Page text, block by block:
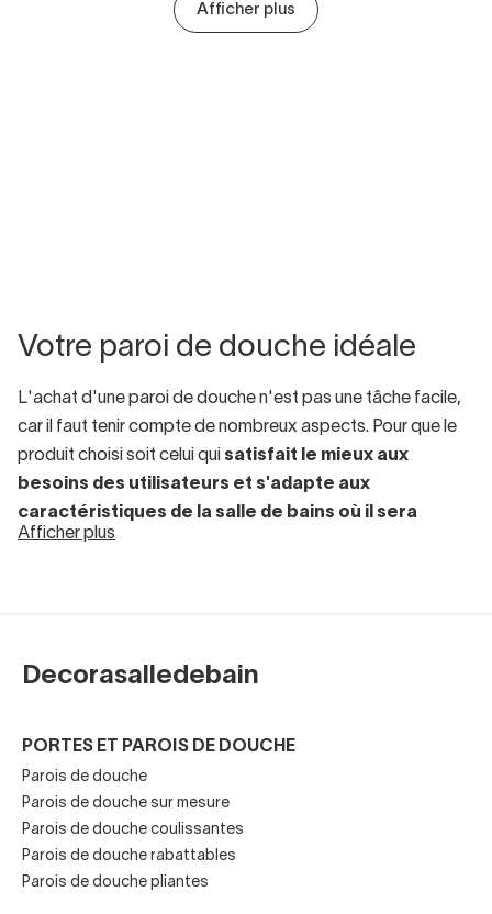
Afficher plus
Votre paroi de douche idéale
L'achat d'une paroi de douche n'est pas une tâche facile,
car il faut tenir compte de nombreux aspects. Pour que le
produit choisi soit celui qui satisfait le mieux aux
besoins des utilisateurs et s'adapte aux
caractéristiques de la salle de bains où il sera
placé, il est nécessaire de se renseigner au préalable.
douche?
Afficher plus
Decorasalledebain
PORTES ET PAROIS DE DOUCHE
Parois de douche
Parois de douche sur mesure
Parois de douche coulissantes
Parois de douche rabattables
Parois de douche pliantes